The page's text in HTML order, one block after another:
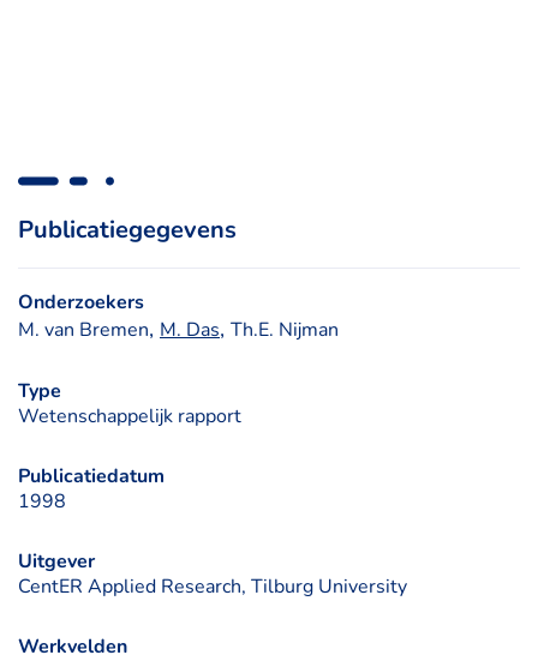
Publicatiegegevens
Onderzoekers
M. van Bremen, M. Das, Th.E. Nijman
Type
Wetenschappelijk rapport
Publicatiedatum
1998
Uitgever
CentER Applied Research, Tilburg University
Werkvelden